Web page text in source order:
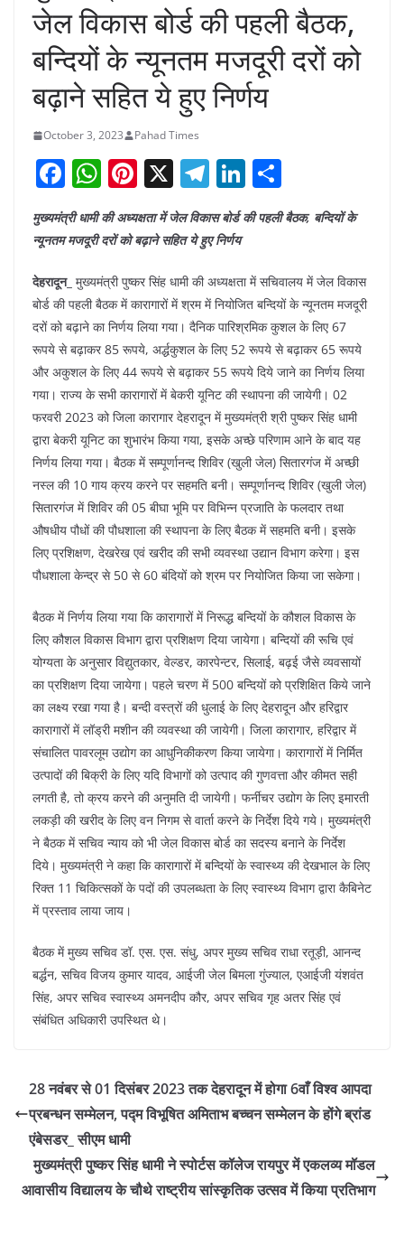
जेल विकास बोर्ड की पहली बैठक,
बन्दियों के न्यूनतम मजदूरी दरों को
बढ़ाने सहित ये हुए निर्णय
October 3, 2023 Pahad Times
F
a
c
b
o
o
k
W
h
at
A
p
p
Pi
nt
er
e
st
X T
el
e
gr
a
m
Li
n
k
dI
n
h
ar
मुख्यमंत्री धामी की अध्यक्षता में जेल विकास बोर्ड की पहली बैठक, बन्दियों के
न्यूनतम मजदूरी दरों को बढ़ाने सहित ये हुए निर्णय
देहरादून_ मुख्यमंत्री पुष्कर सिंह धामी की अध्यक्षता में सचिवालय में जेल विकास
बोर्ड की पहली बैठक में कारागारों में श्रम में नियोजित बन्दियों के न्यूनतम मजदूरी
दरों को बढ़ाने का निर्णय लिया गया। दैनिक पारिश्रमिक कुशल के लिए 67
रूपये से बढ़ाकर 85 रूपये, अर्द्धकुशल के लिए 52 रूपये से बढ़ाकर 65 रूपये
और अकुशल के लिए 44 रूपये से बढ़ाकर 55 रूपये दिये जाने का निर्णय लिया
गया। राज्य के सभी कारागारों में बेकरी यूनिट की स्थापना की जायेगी। 02
फरवरी 2023 को जिला कारागार देहरादून में मुख्यमंत्री श्री पुष्कर सिंह धामी
द्वारा बेकरी यूनिट का शुभारंभ किया गया, इसके अच्छे परिणाम आने के बाद यह
निर्णय लिया गया। बैठक में सम्पूर्णानन्द शिविर (खुली जेल) सितारगंज में अच्छी
नस्ल की 10 गाय क्रय करने पर सहमति बनी। सम्पूर्णानन्द शिविर (खुली जेल)
सितारगंज में शिविर की 05 बीघा भूमि पर विभिन्न प्रजाति के फलदार तथा
औषधीय पौधों की पौधशाला की स्थापना के लिए बैठक में सहमति बनी। इसके
लिए प्रशिक्षण, देखरेख एवं खरीद की सभी व्यवस्था उद्यान विभाग करेगा। इस
पौधशाला केन्द्र से 50 से 60 बंदियों को श्रम पर नियोजित किया जा सकेगा।
बैठक में निर्णय लिया गया कि कारागारों में निरूद्ध बन्दियों के कौशल विकास के
लिए कौशल विकास विभाग द्वारा प्रशिक्षण दिया जायेगा। बन्दियों की रूचि एवं
योग्यता के अनुसार विद्युतकार, वेल्डर, कारपेन्टर, सिलाई, बढ़ई जैसे व्यवसायों
का प्रशिक्षण दिया जायेगा। पहले चरण में 500 बन्दियों को प्रशिक्षित किये जाने
का लक्ष्य रखा गया है। बन्दी वस्त्रों की धुलाई के लिए देहरादून और हरिद्वार
कारागारों में लॉड्री मशीन की व्यवस्था की जायेगी। जिला कारागार, हरिद्वार में
संचालित पावरलूम उद्योग का आधुनिकीकरण किया जायेगा। कारागारों में निर्मित
उत्पादों की बिक्री के लिए यदि विभागों को उत्पाद की गुणवत्ता और कीमत सही
लगती है, तो क्रय करने की अनुमति दी जायेगी। फर्नीचर उद्योग के लिए इमारती
लकड़ी की खरीद के लिए वन निगम से वार्ता करने के निर्देश दिये गये। मुख्यमंत्री
ने बैठक में सचिव न्याय को भी जेल विकास बोर्ड का सदस्य बनाने के निर्देश
दिये। मुख्यमंत्री ने कहा कि कारागारों में बन्दियों के स्वास्थ्य की देखभाल के लिए
रिक्त 11 चिकित्सकों के पदों की उपलब्धता के लिए स्वास्थ्य विभाग द्वारा कैबिनेट
में प्रस्ताव लाया जाय।
बैठक में मुख्य सचिव डॉ. एस. एस. संधु, अपर मुख्य सचिव राधा रतूड़ी, आनन्द
बर्द्धन, सचिव विजय कुमार यादव, आईजी जेल बिमला गुंज्याल, एआईजी यंशवंत
सिंह, अपर सचिव स्वास्थ्य अमनदीप कौर, अपर सचिव गृह अतर सिंह एवं
संबंधित अधिकारी उपस्थित थे।
28 नवंबर से 01 दिसंबर 2023 तक देहरादून में होगा 6वाँ विश्व आपदा
प्रबन्धन सम्मेलन, पद्म विभूषित अमिताभ बच्चन सम्मेलन के होंगे ब्रांड
एंबेसडर_ सीएम धामी
मुख्यमंत्री पुष्कर सिंह धामी ने स्पोर्टस कॉलेज रायपुर में एकलव्य मॉडल
आवासीय विद्यालय के चौथे राष्ट्रीय सांस्कृतिक उत्सव में किया प्रतिभाग